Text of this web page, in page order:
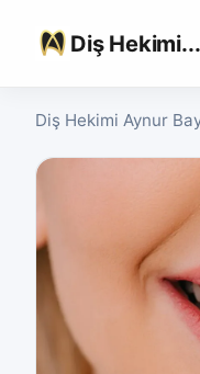
Diş Hekimi...
Diş Hekimi Aynur